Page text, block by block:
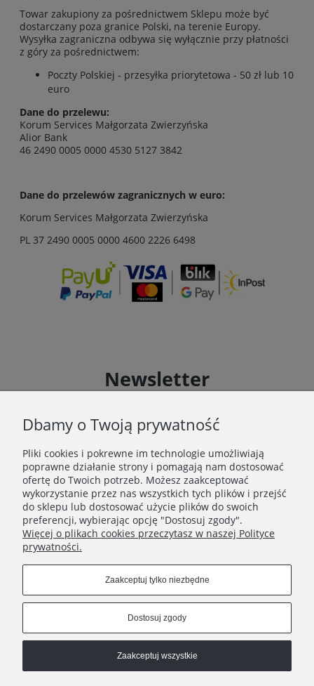
Towar zakupiony za pośrednictwem Sklepu może być
dostarczany poza granice Polski, na terenie Europy.
Wysyłka zagraniczna odbywa się wyłącznie przy płatności
z góry za pośrednictwem:
Poczty Polskiej - przesyłka priorytetowa - 50 zł lub 10
euro
Dane do przelewu:
Korum Services Małgorzata Zwierzyńska
Alior Bank
46 2490 0005 0000 4530 5127 3842
Dane do przelewów zagranicznych w euro:
Korum Services Małgorzata Zwierzyńska
PL 37 2490 0005 0000 4600 2226 6498
Newsletter
zgodnie z Regulaminem akcji promocyjnej
Zapisz się
Zapisując się do Newslettera wyrażasz zgodę na
przetwarzanie Twoich danych osobowych zgodnie z
Polityką prywatności oraz otrzymywanie drogą
elektroniczną informacji handlowej zgodnie z
Regulaminem Newslettera.
REGULAMINY
Dbamy o Twoją prywatność
Pliki cookies i pokrewne im technologie umożliwiają
poprawne działanie strony i pomagają nam dostosować
ofertę do Twoich potrzeb. Możesz zaakceptować
wykorzystanie przez nas wszystkich tych plików i przejść
do sklepu lub dostosować użycie plików do swoich
preferencji, wybierając opcję "Dostosuj zgody".
Więcej o plikach cookies przeczytasz w naszej Polityce
prywatności.
Zaakceptuj tylko niezbędne
Dostosuj zgody
Zaakceptuj wszystkie